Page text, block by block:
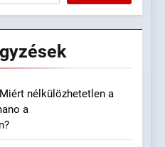
nélkülözhetetlen a
a